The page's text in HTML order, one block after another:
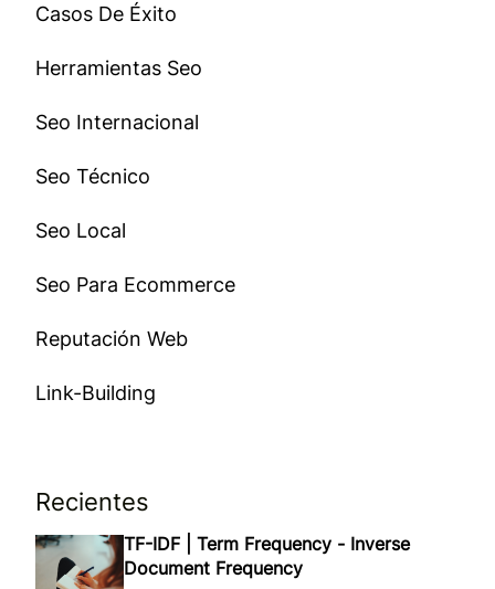
Casos De Éxito
Herramientas Seo
Seo Internacional
Seo Técnico
Seo Local
Seo Para Ecommerce
Reputación Web
Link-Building
Recientes
TF-IDF | Term Frequency - Inverse
Document Frequency